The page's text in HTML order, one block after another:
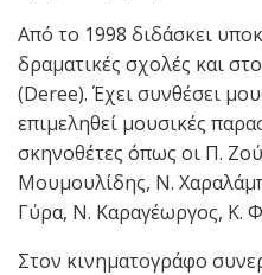
Από το 1998 διδάσκει
δραματικές σχολές και
(Deree). Έχει συνθέσει
επιμεληθεί μουσικές
σκηνοθέτες όπως οι Π.
Μουμουλίδης, Ν.
Γύρα, Ν. Καραγέωργος, Κ.
Στον κινηματογράφο